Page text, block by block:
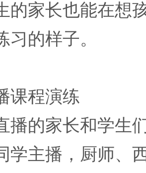
的家长也能在想
习的样子。
课程演练
播的家长和学生
学主播，厨师、